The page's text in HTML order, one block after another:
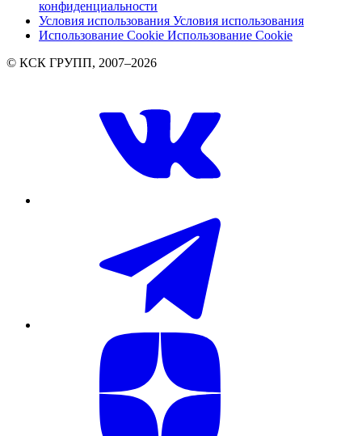
конфиденциальности
Условия использования Условия использования
Использование Cookie Использование Cookie
© КСК ГРУПП, 2007–2026